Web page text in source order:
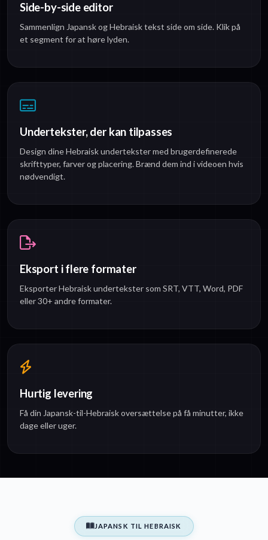
Side-by-side editor
Sammenlign Japansk og Hebraisk tekst side om side. Klik på
et segment for at høre lyden.
Undertekster, der kan tilpasses
Design dine Hebraisk undertekster med brugerdefinerede
skrifttyper, farver og placering. Brænd dem ind i videoen hvis
nødvendigt.
Eksport i flere formater
Eksporter Hebraisk undertekster som SRT, VTT, Word, PDF
eller 30+ andre formater.
Hurtig levering
Få din Japansk-til-Hebraisk oversættelse på få minutter, ikke
dage eller uger.
JAPANSK TIL HEBRAISK